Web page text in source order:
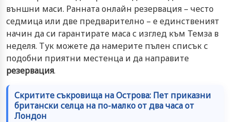
външни маси. Ранната онлайн резервация – често
седмица или две предварително – е единственият
начин да си гарантирате маса с изглед към Темза в
неделя. Тук можете да намерите пълен списък с
подобни приятни местенца и да направите
резервация.
Скритите съкровища на Острова: Пет приказни
британски селца на по-малко от два часа от
Лондон